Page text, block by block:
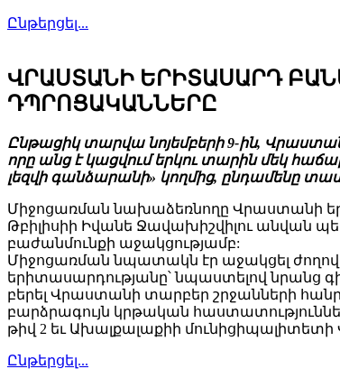
Ընթերցել...
ՎՐԱՍՏԱՆԻ ԵՐԻՏԱՍԱՐԴ
ԴՊՐՈՑԱԿԱՆՆԵՐԸ
Ընթացիկ տարվա նոյեմբերի 9-ին,
որը անց է կացվում երկու տարին մեկ
լեզվի գանձարանի» կողմից, ընդամենը
Միջոցառման նախաձեռնողը Վրաստանի
Թբիլիսիի Իվանե Ջավախիշվիլու անվան
բաժանմունքի աջակցությամբ:
Միջոցառման նպատակն էր աջակցել
երիտասարդությանը՝ նպաստելով նրանց
բերել Վրաստանի տարբեր շրջանների
բարձրագույն կրթական
թիվ 2 եւ Ախալքալաքիի
Ընթերցել...